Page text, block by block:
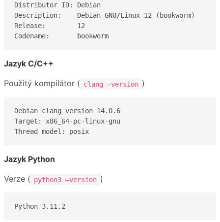
Distributor ID:	Debian
Description:	Debian GNU/Linux 12 (bookworm)
Release:	12
Codename:	bookworm
Jazyk C/C++
Použitý kompilátor ( clang –version )
Debian clang version 14.0.6
Target: x86_64-pc-linux-gnu
Thread model: posix
Jazyk Python
Verze ( python3 –version )
Python 3.11.2